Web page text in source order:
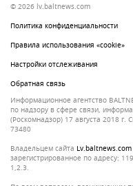
© 2026 lv.baltnews.com
Политика конфиденциальности
Правила использования «cookie»
Настройки отслеживания
Обратная связь
Информационное агентство
по надзору в сфере связи,
(Роскомнадзор) 17 августа 2018
73480
Владельцем сайта lv.baltnews.com
зарегистрированное по адресу:
1,2.3.